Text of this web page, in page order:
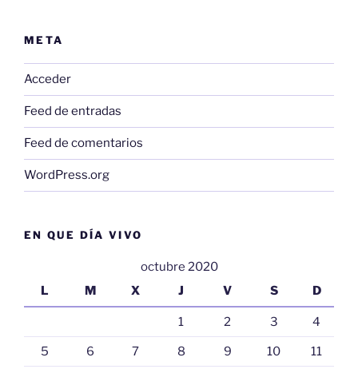
META
Acceder
Feed de entradas
Feed de comentarios
WordPress.org
EN QUE DÍA VIVO
octubre 2020
L
M X J V S D
1 2 3 4
5 6 7 8 9 10 11